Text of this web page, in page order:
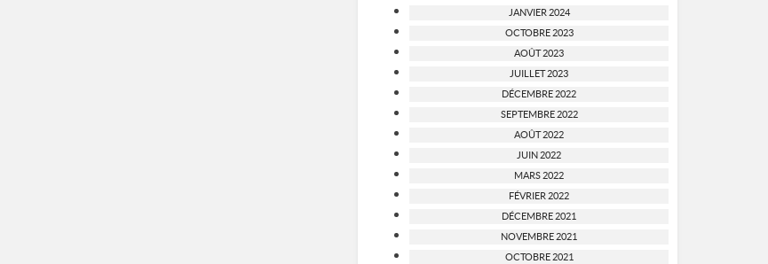
JANVIER 2024
OCTOBRE 2023
AOÛT 2023
JUILLET 2023
DÉCEMBRE 2022
SEPTEMBRE 2022
AOÛT 2022
JUIN 2022
MARS 2022
FÉVRIER 2022
DÉCEMBRE 2021
NOVEMBRE 2021
OCTOBRE 2021